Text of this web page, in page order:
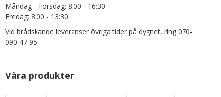
Måndag - Torsdag: 8:00 - 16:30
Fredag: 8:00 - 13:30
Vid brådskande leveranser övriga tider på dygnet, ring 070-
090 47 95
Våra produkter